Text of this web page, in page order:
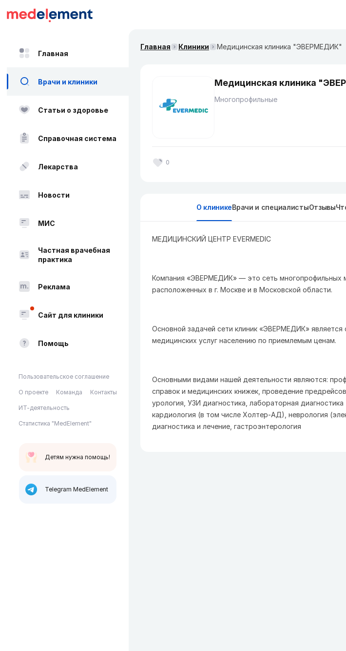
Главная
Врачи и клиники
Статьи о здоровье
Справочная система
Лекарства
Новости
МИС
Частная врачебная
практика
Реклама
Сайт для клиники
Помощь
Пользовательское соглашение
О проекте Команда Контакты
ИТ-деятельность
Статистика "MedElement"
Детям нужна помощь!
Telegram MedElement
Главная Клиники Медицинская клиника "ЭВЕРМЕДИК"
Медицинская клиника
Многопрофильные
0
О клиникеВрачи и специалистыОтзывы
МЕДИЦИНСКИЙ ЦЕНТР EVERMEDIC
Компания «ЭВЕРМЕДИК» — это сеть многопрофильных
расположенных в г. Москве и в Московской области.
Основной задачей сети клиник «ЭВЕРМЕДИК» является
медицинских услуг населению по приемлемым ценам.
Основными видами нашей деятельности являются:
справок и медицинских книжек, проведение
урология, УЗИ диагностика, лабораторная диагностика
кардиология (в том числе Холтер-АД), неврология
диагностика и лечение, гастроэнтерология